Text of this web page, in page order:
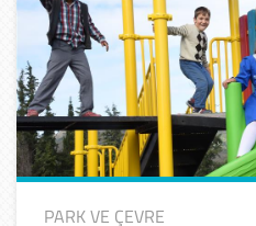
PARK VE ÇEVRE